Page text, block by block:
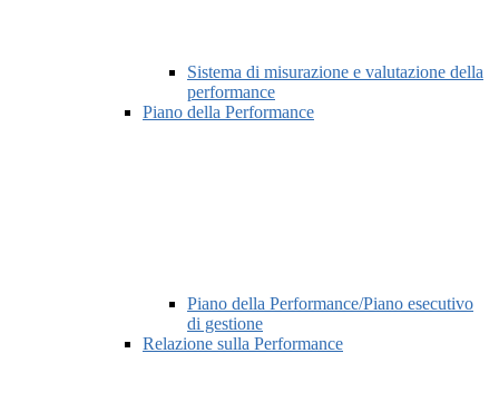
Sistema di misurazione e valutazione della
performance
Piano della Performance
Piano della Performance/Piano esecutivo
di gestione
Relazione sulla Performance